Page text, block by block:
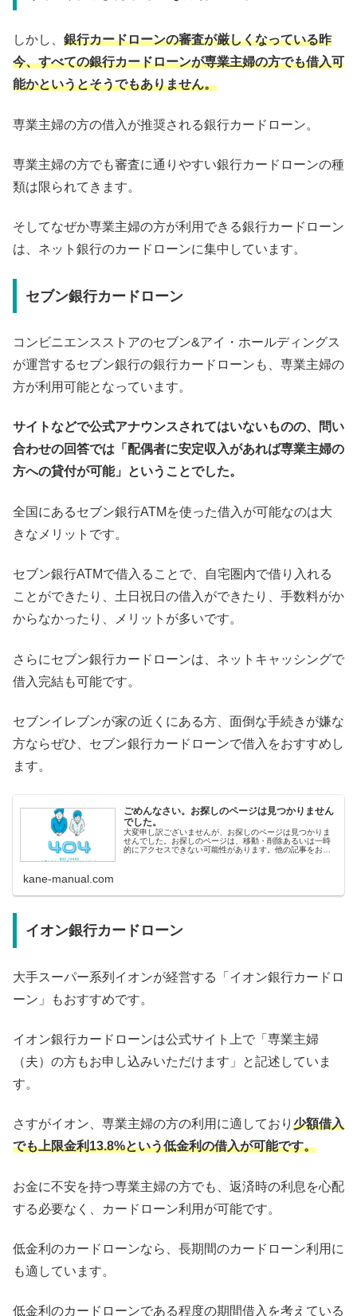
しかし、 銀行カードローンの審査が厳しくなっている昨
今、すべての銀行カードローンが専業主婦の方でも借入可
能かというとそうでもありません。
専業主婦の方の借入が推奨される銀行カードローン。
専業主婦の方でも審査に通りやすい銀行カードローンの種
類は限られてきます。
そしてなぜか専業主婦の方が利用できる銀行カードローン
は、ネット銀行のカードローンに集中しています。
セブン銀行カードローン
コンビニエンスストアのセブン&アイ・ホールディングス
が運営するセブン銀行の銀行カードローンも、専業主婦の
方が利用可能となっています。
サイトなどで公式アナウンスされてはいないものの、問い
合わせの回答では「配偶者に安定収入があれば専業主婦の
方への貸付が可能」ということでした。
全国にあるセブン銀行ATMを使った借入が可能なのは大
きなメリットです。
セブン銀行ATMで借入ることで、自宅圏内で借り入れる
ことができたり、土日祝日の借入ができたり、手数料がか
からなかったり、メリットが多いです。
さらにセブン銀行カードローンは、ネットキャッシングで
借入完結も可能です。
セブンイレブンが家の近くにある方、面倒な手続きが嫌な
方ならぜひ、セブン銀行カードローンで借入をおすすめし
ます。
ごめんなさい。お探しのページは見つかりません
でした。
大変申し訳ございませんが、お探しのページは見つかりま
せんでした。お探しのページは、移動・削除あるいは一時
的にアクセスできない可能性があります。他の記事をお探
kane-manual.com
イオン銀行カードローン
大手スーパー系列イオンが経営する「イオン銀行カードロ
ーン」もおすすめです。
イオン銀行カードローンは公式サイト上で「専業主婦
（夫）の方もお申し込みいただけます」と記述していま
す。
さすがイオン、専業主婦の方の利用に適しており 少額借入
でも上限金利13.8%という低金利の借入が可能です。
お金に不安を持つ専業主婦の方でも、返済時の利息を心配
する必要なく、カードローン利用が可能です。
低金利のカードローンなら、長期間のカードローン利用に
も適しています。
低金利のカードローンである程度の期間借入を考えている